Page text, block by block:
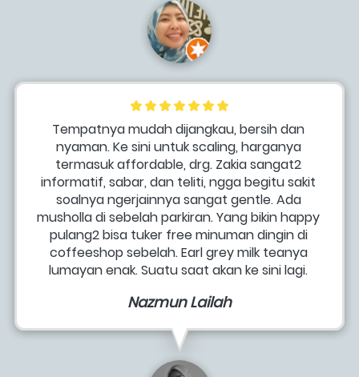
Tempatnya mudah dijangkau, bersih dan
nyaman. Ke sini untuk scaling, harganya
termasuk affordable, drg. Zakia sangat2
informatif, sabar, dan teliti, ngga begitu sakit
soalnya ngerjainnya sangat gentle. Ada
musholla di sebelah parkiran. Yang bikin happy
pulang2 bisa tuker free minuman dingin di
coffeeshop sebelah. Earl grey milk teanya
lumayan enak. Suatu saat akan ke sini lagi.
Nazmun Lailah